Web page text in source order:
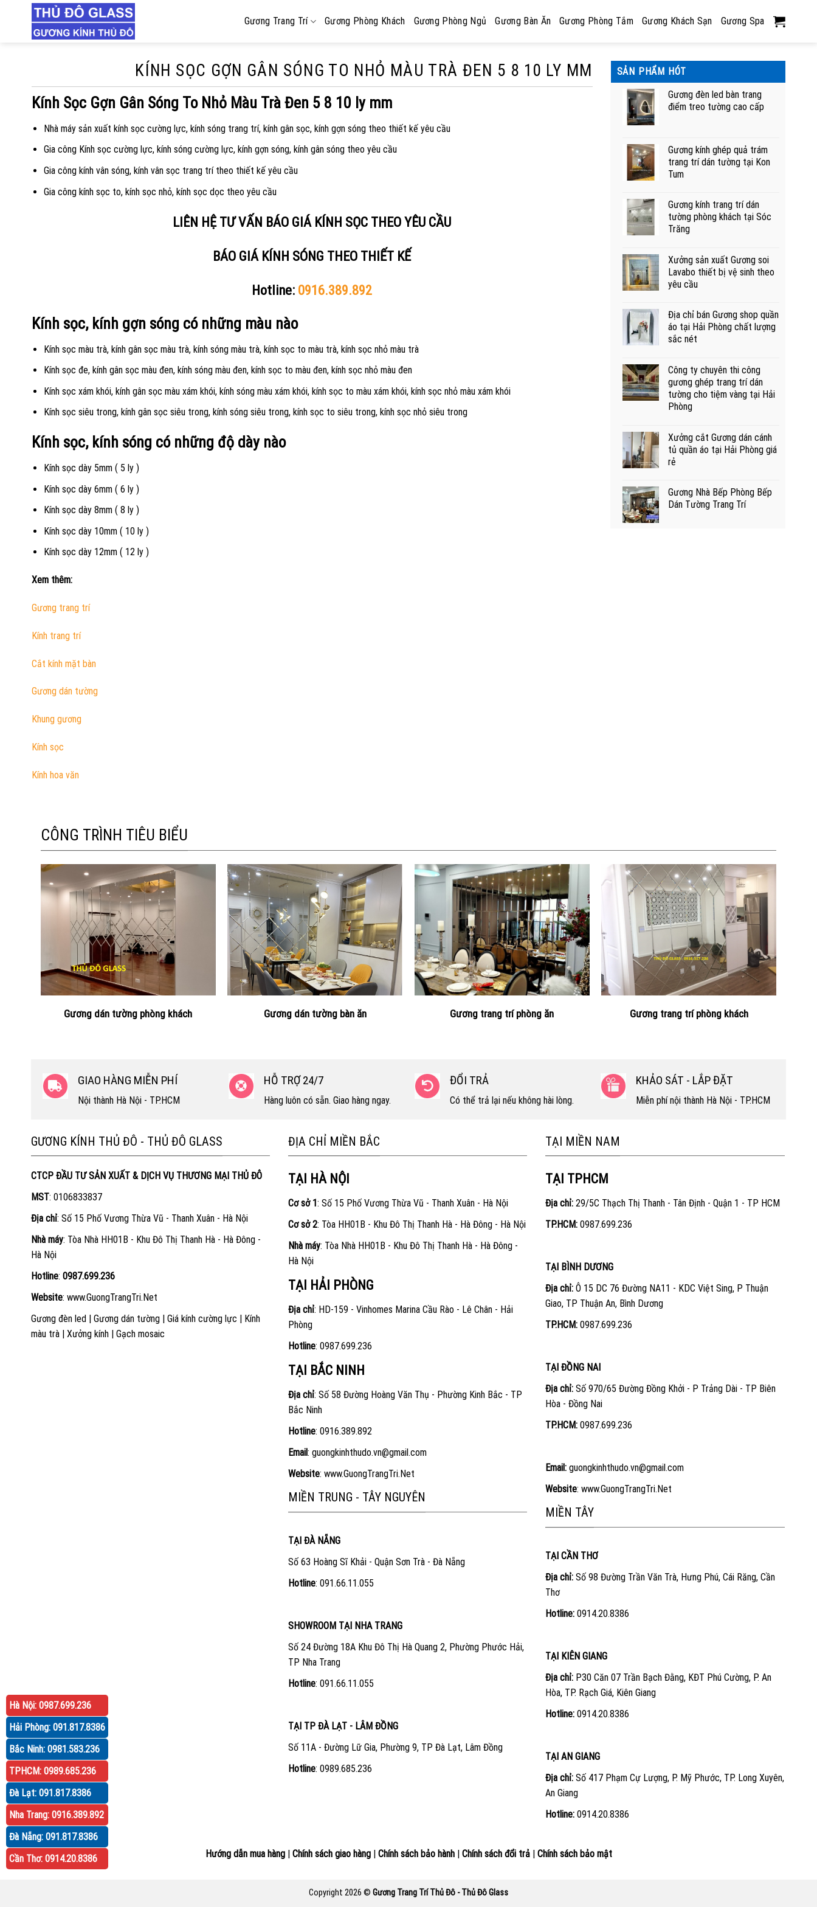
Gương Trang Trí Gương Phòng Khách Gương Phòng Ngủ Gương Bàn Ăn Gương Phòng Tắm Gương Khách Sạn Gương Spa
KÍNH SỌC GỢN GÂN SÓNG TO NHỎ MÀU TRÀ ĐEN 5 8 10 LY MM
Kính Sọc Gợn Gân Sóng To Nhỏ Màu Trà Đen 5 8 10 ly mm
Nhà máy sản xuất kính sọc cường lực, kính sóng trang trí, kính gân sọc, kính gợn sóng theo thiết kế yêu cầu
Gia công Kính sọc cường lực, kính sóng cường lực, kính gợn sóng, kính gân sóng theo yêu cầu
Gia công kính vân sóng, kính vân sọc trang trí theo thiết kế yêu cầu
Gia công kính sọc to, kính sọc nhỏ, kính sọc dọc theo yêu cầu
LIÊN HỆ TƯ VẤN BÁO GIÁ KÍNH SỌC THEO YÊU CẦU
BÁO GIÁ KÍNH SÓNG THEO THIẾT KẾ
Hotline: 0916.389.892
Kính sọc, kính gợn sóng có những màu nào
Kính sọc màu trà, kính gân sọc màu trà, kính sóng màu trà, kính sọc to màu trà, kính sọc nhỏ màu trà
Kính sọc đe, kính gân sọc màu đen, kính sóng màu đen, kính sọc to màu đen, kính sọc nhỏ màu đen
Kính sọc xám khói, kính gân sọc màu xám khói, kính sóng màu xám khói, kính sọc to màu xám khói, kính sọc nhỏ màu xám khói
Kính sọc siêu trong, kính gân sọc siêu trong, kính sóng siêu trong, kính sọc to siêu trong, kính sọc nhỏ siêu trong
Kính sọc, kính sóng có những độ dày nào
Kính sọc dày 5mm ( 5 ly )
Kính sọc dày 6mm ( 6 ly )
Kính sọc dày 8mm ( 8 ly )
Kính sọc dày 10mm ( 10 ly )
Kính sọc dày 12mm ( 12 ly )
Xem thêm:
Gương trang trí
Kính trang trí
Cắt kính mặt bàn
Gương dán tường
Khung gương
Kính sọc
Kính hoa văn
SẢN PHẨM HÓT
Gương đèn led bàn trang
điểm treo tường cao cấp
Gương kính ghép quả trám
trang trí dán tường tại Kon
Tum
Gương kính trang trí dán
tường phòng khách tại Sóc
Trăng
Xưởng sản xuất Gương soi
Lavabo thiết bị vệ sinh theo
yêu cầu
Địa chỉ bán Gương shop quần
áo tại Hải Phòng chất lượng
sắc nét
Công ty chuyên thi công
gương ghép trang trí dán
tường cho tiệm vàng tại Hải
Phòng
Xưởng cắt Gương dán cánh
tủ quần áo tại Hải Phòng giá
rẻ
Gương Nhà Bếp Phòng Bếp
Dán Tường Trang Trí
CÔNG TRÌNH TIÊU BIỂU
Gương dán tường phòng khách Gương dán tường bàn ăn Gương trang trí phòng ăn Gương trang trí phòng khách
GIAO HÀNG MIỄN PHÍ
Nội thành Hà Nội - TP.HCM
HỖ TRỢ 24/7
Hàng luôn có sẵn. Giao hàng ngay.
ĐỔI TRẢ
Có thể trả lại nếu không hài lòng.
KHẢO SÁT - LẮP ĐẶT
Miễn phí nội thành Hà Nội - TP.HCM
GƯƠNG KÍNH THỦ ĐÔ - THỦ ĐÔ GLASS
CTCP ĐẦU TƯ SẢN XUẤT & DỊCH VỤ THƯƠNG MẠI THỦ ĐÔ
MST: 0106833837
Địa chỉ: Số 15 Phố Vương Thừa Vũ - Thanh Xuân - Hà Nội
Nhà máy: Tòa Nhà HH01B - Khu Đô Thị Thanh Hà - Hà Đông -
Hà Nội
Hotline: 0987.699.236
Website: www.GuongTrangTri.Net
Gương đèn led
Gương dán tường| Giá kính cường lực
Kính
màu trà| Xưởng kính| Gạch mosaic
ĐỊA CHỈ MIỀN BẮC
TẠI HÀ NỘI
Cơ sở 1 : Số 15 Phố Vương Thừa Vũ - Thanh Xuân - Hà Nội
Cơ sở 2: Tòa HH01B - Khu Đô Thị Thanh Hà - Hà Đông - Hà Nội
Nhà máy: Tòa Nhà HH01B - Khu Đô Thị Thanh Hà - Hà Đông -
Hà Nội
TẠI HẢI PHÒNG
Địa chỉ: HD-159 - Vinhomes Marina Cầu Rào - Lê Chân - Hải
Phòng
Hotline: 0987.699.236
TẠI BẮC NINH
Địa chỉ: Số 58 Đường Hoàng Văn Thụ - Phường Kinh Bắc - TP
Bắc Ninh
Hotline: 0916.389.892
Email: guongkinhthudo.vn@gmail.com
Website: www.GuongTrangTri.Net
MIỀN TRUNG - TÂY NGUYÊN
TẠI ĐÀ NẴNG
Số 63 Hoàng Sĩ Khải - Quận Sơn Trà - Đà Nẵng
Hotline: 091.66.11.055
SHOWROOM TẠI NHA TRANG
Số 24 Đường 18A Khu Đô Thị Hà Quang 2, Phường Phước Hải,
TP Nha Trang
Hotline: 091.66.11.055
TẠI TP ĐÀ LẠT - LÂM ĐỒNG
Số 11A - Đường Lữ Gia, Phường 9, TP Đà Lạt, Lâm Đồng
Hotline: 0989.685.236
TẠI MIỀN NAM
TẠI TPHCM
Địa chỉ: 29/5C Thạch Thị Thanh - Tân Định - Quận 1 - TP HCM
TP.HCM: 0987.699.236
TẠI BÌNH DƯƠNG
Địa chỉ: Ô 15 DC 76 Đường NA11 - KDC Việt Sing, P Thuận
Giao, TP Thuận An, Bình Dương
TP.HCM: 0987.699.236
TẠI ĐỒNG NAI
Địa chỉ: Số 970/65 Đường Đồng Khởi - P Trảng Dài - TP Biên
Hòa - Đồng Nai
TP.HCM: 0987.699.236
Email: guongkinhthudo.vn@gmail.com
Website:www.GuongTrangTri.Net
MIỀN TÂY
TẠI CẦN THƠ
Địa chỉ: Số 98 Đường Trần Văn Trà, Hưng Phú, Cái Răng, Cần
Thơ
Hotline: 0914.20.8386
TẠI KIÊN GIANG
Địa chỉ: P30 Căn 07 Trần Bạch Đằng, KĐT Phú Cường, P. An
Hòa, TP. Rạch Giá, Kiên Giang
Hotline: 0914.20.8386
TẠI AN GIANG
Địa chỉ: Số 417 Phạm Cự Lượng, P. Mỹ Phước, TP. Long Xuyên,
An Giang
Hotline: 0914.20.8386
Hướng dẫn mua hàng| Chính sách giao hàng| Chính sách bảo hành| Chính sách đổi trả| Chính sách bảo mật
Copyright 2026 © Gương Trang Trí Thủ Đô - Thủ Đô Glass
Hà Nội: 0987.699.236
Hải Phòng: 091.817.8386
Bắc Ninh: 0981.583.236
TPHCM: 0989.685.236
Đà Lạt: 091.817.8386
Nha Trang: 0916.389.892
Đà Nẵng: 091.817.8386
Cần Thơ: 0914.20.8386